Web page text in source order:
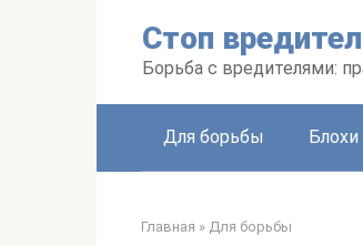
Стоп
Борьба с вредителями:
Для борьбы
Главная » Для борьбы